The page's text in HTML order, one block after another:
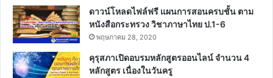
ดาวน์โหลดไฟล์ฟรี แผนการสอนครบชั้น ตาม
หนังสือกระทรวง วิชาภาษาไทย ป.1-6
พฤษภาคม 28, 2020
คุรุสภาเปิดอบรมหลักสูตรออนไลน์ จำนวน 4
หลักสูตร เนื่องในวันครู